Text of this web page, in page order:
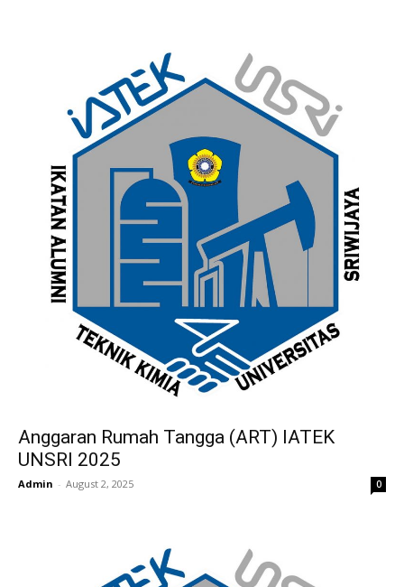
Anggaran Rumah Tangga (ART) IATEK
UNSRI 2025
Admin - August 2, 2025 0